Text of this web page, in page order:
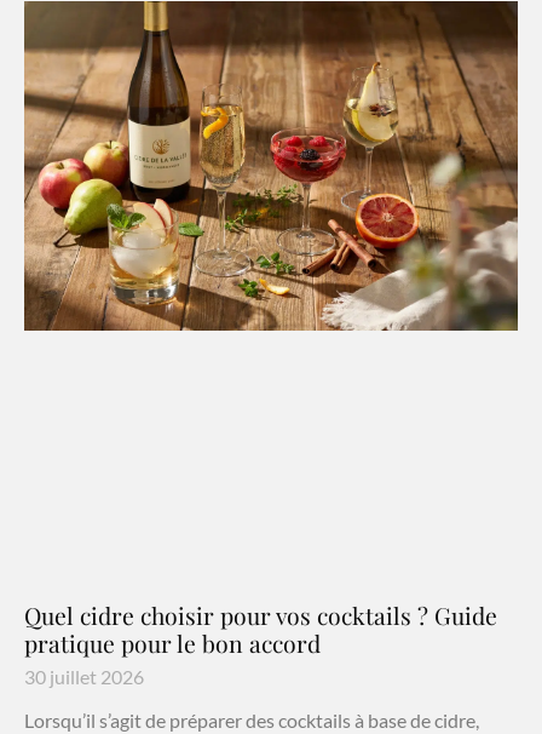
Quel cidre choisir pour vos cocktails ? Guide
pratique pour le bon accord
30 juillet 2026
Lorsqu’il s’agit de préparer des cocktails à base de cidre,